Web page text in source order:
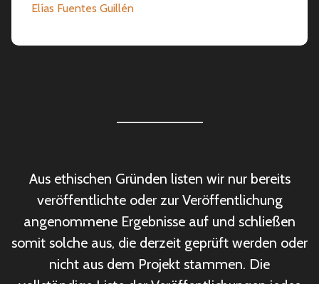
Elías Fuentes Guillén
–––––––––––
Aus ethischen Gründen listen wir nur bereits
veröffentlichte oder zur Veröffentlichung
angenommene Ergebnisse auf und schließen
somit solche aus, die derzeit geprüft werden oder
nicht aus dem Projekt stammen. Die